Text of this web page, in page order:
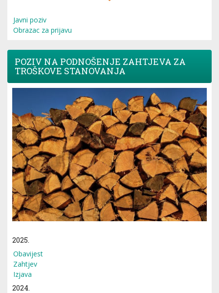
Javni poziv
Obrazac za prijavu
POZIV NA PODNOŠENJE ZAHTJEVA ZA
TROŠKOVE STANOVANJA
2025.
Obavijest
Zahtjev
Izjava
2024.